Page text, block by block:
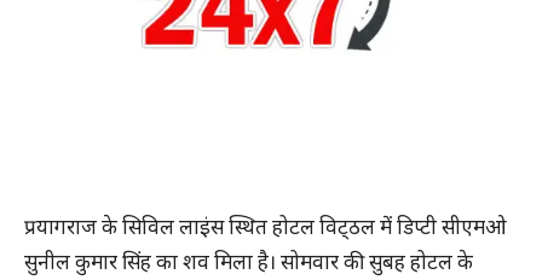
प्रयागराज के सिविल लाइंस स्थित होटल विट्‌ठल में डिप्टी सीएमओ
सुनील कुमार सिंह का शव मिला है। सोमवार की सुबह होटल के